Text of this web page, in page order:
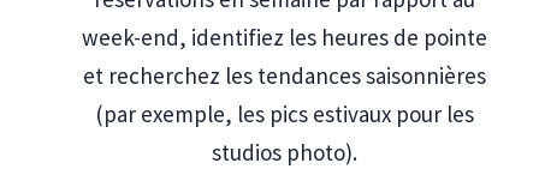
week-end, identifiez les heures de pointe
et recherchez les tendances saisonnières
(par exemple, les pics estivaux pour les
studios photo).